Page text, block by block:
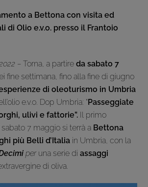
a Bettona con visita ed
di Olio e.v.o. presso il Frantoio
– Torna, a partireda sabato 7
fine settimana, fino alla fine di giugno
di oleoturismo in Umbria
e.v.o. Dop Umbria: “Passeggiate
ulivi e fattorie”. Il primo
7 maggio si terrà a Bettona
più Belli d’Italia in Umbria, con la
per una serie diassaggi
di oliva.